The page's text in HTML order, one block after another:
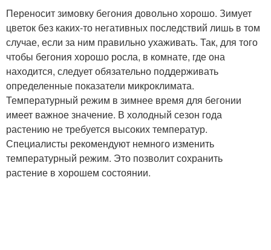
Переносит зимовку бегония довольно хорошо. Зимует
цветок без каких-то негативных последствий лишь в том
случае, если за ним правильно ухаживать. Так, для того
чтобы бегония хорошо росла, в комнате, где она
находится, следует обязательно поддерживать
определенные показатели микроклимата.
Температурный режим в зимнее время для бегонии
имеет важное значение. В холодный сезон года
растению не требуется высоких температур.
Специалисты рекомендуют немного изменить
температурный режим. Это позволит сохранить
растение в хорошем состоянии.